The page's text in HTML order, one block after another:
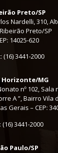
Preto/SP
Nardelli, 310,
Preto/SP
14025-620
(16) 3441-2000
Horizonte/MG
nº 102, Sala
A ”, Bairro Vila
Gerais – CEP:
(16) 3441-2000
Paulo/SP